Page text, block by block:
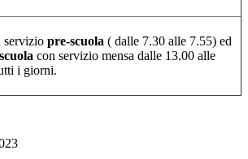
pre-scuola ( dalle 7.30 alle 7.55) ed
con servizio mensa dalle 13.00 alle
i giorni.